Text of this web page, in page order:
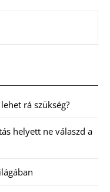
rá szükség?
helyett ne válaszd a